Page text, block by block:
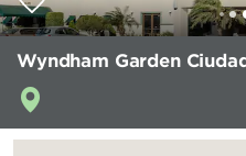
Wyndham Garden